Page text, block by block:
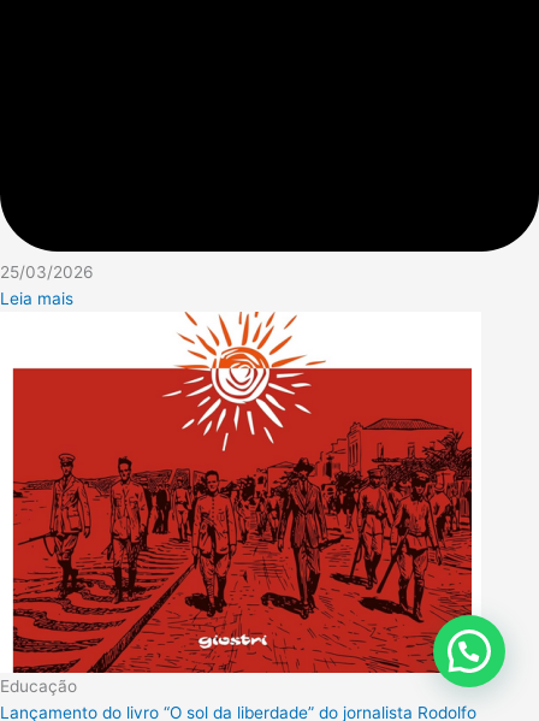
25/03/2026
Leia mais
Educação
Lançamento do livro “O sol da liberdade” do jornalista Rodolfo